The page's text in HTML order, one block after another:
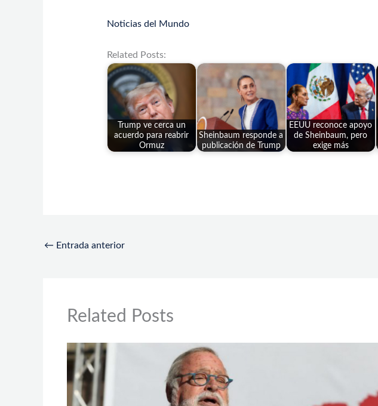
Noticias del Mundo
Related Posts:
Trump ve cerca un
acuerdo para reabrir
Ormuz
Sheinbaum responde a
publicación de Trump
EEUU reconoce apoyo
de Sheinbaum, pero
exige más
← Entrada anterior
Related Posts